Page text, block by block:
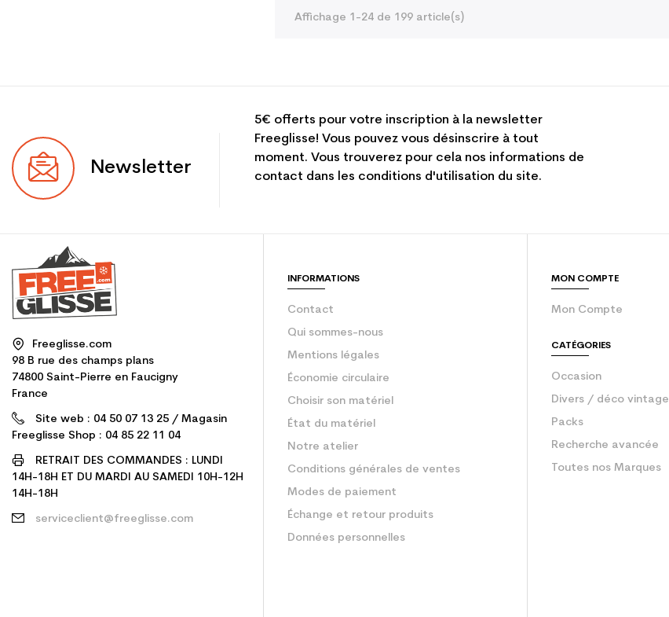
Affichage 1-24 de 199 article(s)
Newsletter
5€ offerts pour votre inscription à la newsletter
Freeglisse! Vous pouvez vous désinscrire à tout
moment. Vous trouverez pour cela nos informations de
contact dans les conditions d'utilisation du site.
Freeglisse.com
98 B rue des champs plans
74800 Saint-Pierre en Faucigny
France
Site web : 04 50 07 13 25 / Magasin
Freeglisse Shop : 04 85 22 11 04
RETRAIT DES COMMANDES : LUNDI
14H-18H ET DU MARDI AU SAMEDI 10H-12H
14H-18H
serviceclient@freeglisse.com
INFORMATIONS
Contact
Qui sommes-nous
Mentions légales
Économie circulaire
Choisir son matériel
État du matériel
Notre atelier
Conditions générales de ventes
Modes de paiement
Échange et retour produits
Données personnelles
MON COMPTE
Mon Compte
CATÉGORIES
Occasion
Divers / déco vintage
Packs
Recherche avancée
Toutes nos Marques